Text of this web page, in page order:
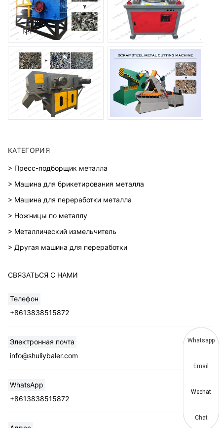
КАТЕГОРИЯ
> Пресс-подборщик металла
> Машина для брикетирования металла
> Машина для переработки металла
> Ножницы по металлу
> Металлический измельчитель
> Другая машина для переработки
СВЯЗАТЬСЯ С НАМИ
Телефон
+8613838515872
Электронная почта
info@shuliybaler.com
WhatsApp
+8613838515872
Whatsapp
Email
Wechat
Chat